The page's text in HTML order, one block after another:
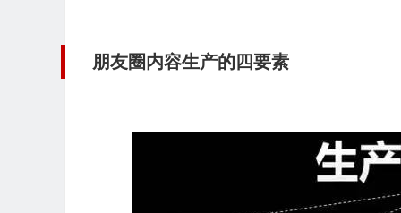
朋友圈内容生产的四要素